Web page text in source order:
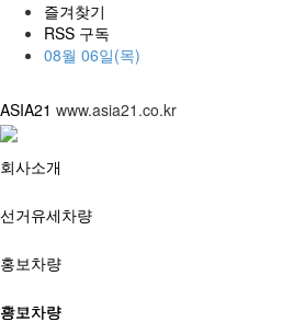
즐겨찾기
RSS 구독
08월 06일(목)
ASIA21 www.asia21.co.kr
회사소개
선거유세차량
홍보차량
광고차량
홍보차량